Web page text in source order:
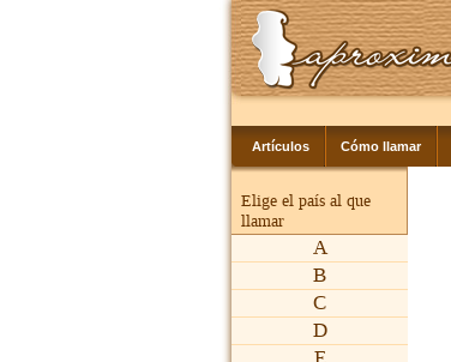
Artículos Cómo llamar
Elige el país al que
llamar
A
B
C
D